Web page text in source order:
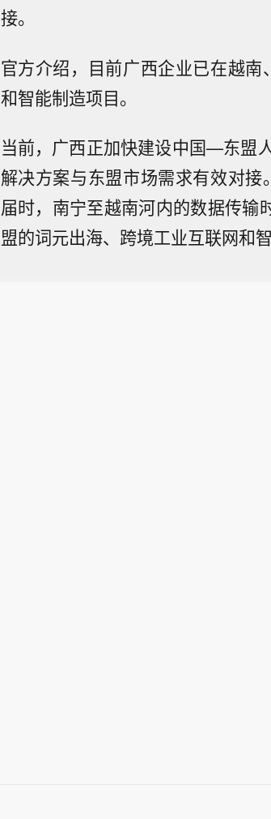
接。
官方介绍，目前广西企业已在越
和智能制造项目。
当前，广西正加快建设中国—东盟
解决方案与东盟市场需求有效对接
届时，南宁至越南河内的数据传输
盟的词元出海、跨境工业互联网和